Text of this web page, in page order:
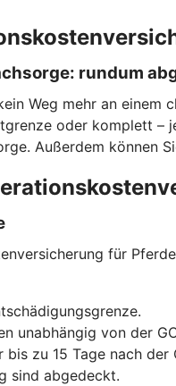
rundum
Weg mehr an
oder komplett –
Außerdem können
für
unabhängig von der
zu 15 Tage nach
sind abgedeckt.